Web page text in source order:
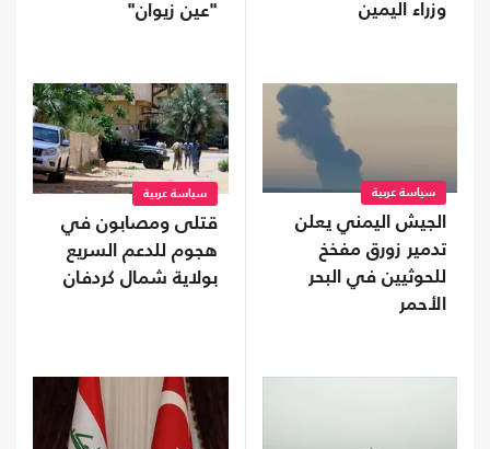
وزراء اليمين "عين زيوان"
سياسة عربية
الجيش اليمني يعلن
تدمير زورق مفخخ
للحوثيين في البحر
الأحمر
سياسة عربية
قتلى ومصابون في
هجوم للدعم السريع
بولاية شمال كردفان